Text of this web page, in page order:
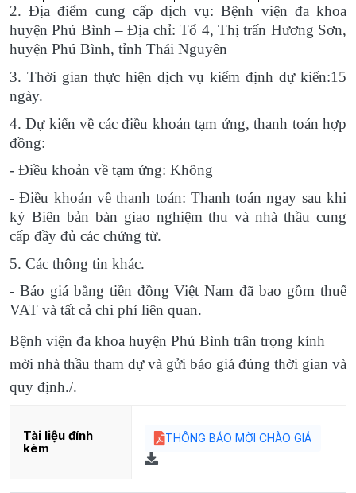
2. Địa điểm cung cấp dịch vụ: Bệnh viện đa khoa
huyện Phú Bình – Địa chỉ: Tổ 4, Thị trấn Hương Sơn,
huyện Phú Bình, tỉnh Thái Nguyên
3. Thời gian thực hiện dịch vụ kiểm định dự kiến:15
ngày.
4. Dự kiến về các điều khoản tạm ứng, thanh toán hợp
đồng:
- Điều khoản về tạm ứng: Không
- Điều khoản về thanh toán: Thanh toán ngay sau khi
ký Biên bản bàn giao nghiệm thu và nhà thầu cung
cấp đầy đủ các chứng từ.
5. Các thông tin khác.
- Báo giá bằng tiền đồng Việt Nam đã bao gồm thuế
VAT và tất cả chi phí liên quan.
Bệnh viện đa khoa huyện Phú Bình trân trọng kính
mời nhà thầu tham dự và gửi báo giá đúng thời gian và
quy định./.
Tài liệu đính
kèm
THÔNG BÁO MỜI CHÀO GIÁ